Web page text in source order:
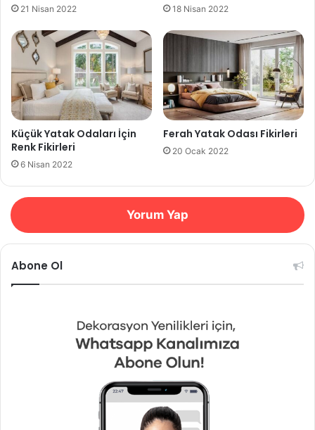
21 Nisan 2022 18 Nisan 2022
Küçük Yatak Odaları İçin
Renk Fikirleri
6 Nisan 2022
Ferah Yatak Odası Fikirleri
20 Ocak 2022
Yorum Yap
Abone Ol